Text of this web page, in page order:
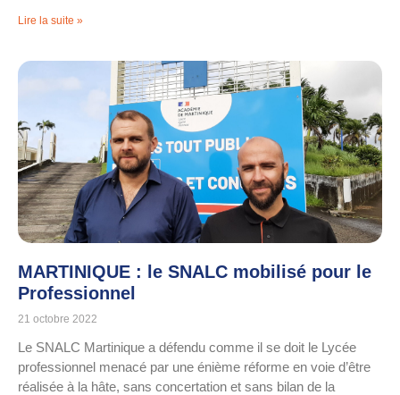
Lire la suite »
MARTINIQUE : le SNALC mobilisé pour le
Professionnel
21 octobre 2022
Le SNALC Martinique a défendu comme il se doit le Lycée
professionnel menacé par une énième réforme en voie d’être
réalisée à la hâte, sans concertation et sans bilan de la